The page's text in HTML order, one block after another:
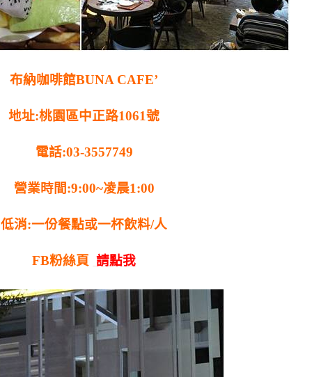
布納咖啡館BUNA CAFE’
地址:桃園區中正路1061號
電話:03-3557749
營業時間:9:00~凌晨1:00
低消:一份餐點或一杯飲料/人
FB粉絲頁 請點我